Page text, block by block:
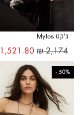
ג'קט Mylos
₪2,174
1,521.80
50%
-